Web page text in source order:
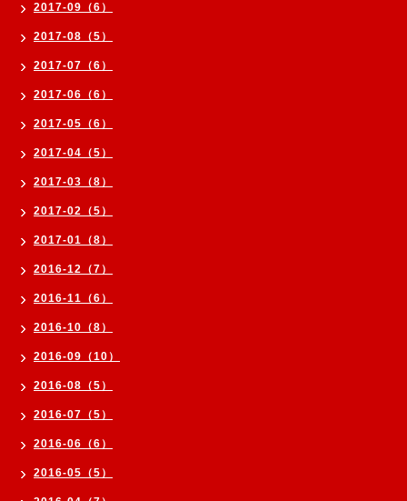
2017-09（6）
2017-08（5）
2017-07（6）
2017-06（6）
2017-05（6）
2017-04（5）
2017-03（8）
2017-02（5）
2017-01（8）
2016-12（7）
2016-11（6）
2016-10（8）
2016-09（10）
2016-08（5）
2016-07（5）
2016-06（6）
2016-05（5）